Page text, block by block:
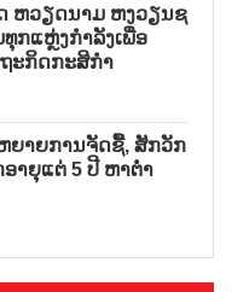
ຫວຽດນາມ ຫງວຽນຊ
ກແຫຼ່ງກຳລັງເພື່ອ
ະກິດກະສິກຳ
ຍາຍການຈັດຊື້, ສັກວັກ
າຍຸແຕ່ 5 ປີ ຫາຕ່ຳ